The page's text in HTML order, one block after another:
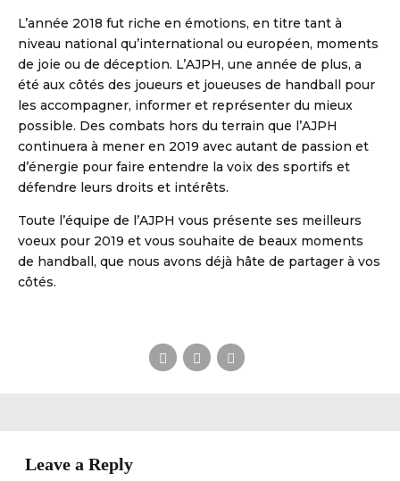
L’année 2018 fut riche en émotions, en titre tant à
niveau national qu’international ou européen, moments
de joie ou de déception. L’AJPH, une année de plus, a
été aux côtés des joueurs et joueuses de handball pour
les accompagner, informer et représenter du mieux
possible. Des combats hors du terrain que l’AJPH
continuera à mener en 2019 avec autant de passion et
d’énergie pour faire entendre la voix des sportifs et
défendre leurs droits et intérêts.
Toute l’équipe de l’AJPH vous présente ses meilleurs
voeux pour 2019 et vous souhaite de beaux moments
de handball, que nous avons déjà hâte de partager à vos
côtés.
Leave a Reply